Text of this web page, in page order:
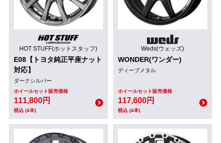
HOT STUFF(ホットスタッフ)
E08【トヨタ純正平座ナット
対応】
ダークシルバー
ホイールセット販売価格
111,800円
税込 (4本)
Weds(ウェッズ)
WONDER(ワンダー)
ディープメタル
ホイールセット販売価格
117,600円
税込 (4本)